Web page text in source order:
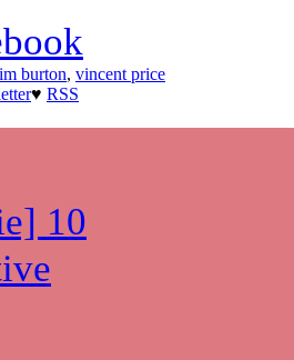
burton, vincent price
♥ RSS